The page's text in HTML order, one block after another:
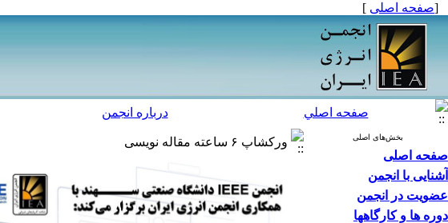
[صفحه اصلی ]
صفحه اصلي درباره انجمن
بخش‌های اصلی
صفحه اصلی
آشنایی با انجمن
عضویت در انجمن
دوره ها و کارگاهها
ورکشاپ ۶ ساعته مقاله نویسی